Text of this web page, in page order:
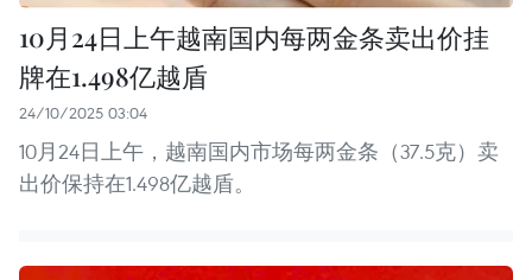
10月24日上午越南国内每两金条卖出价挂
牌在1.498亿越盾
24/10/2025 03:04
10月24日上午，越南国内市场每两金条（37.5克）卖
出价保持在1.498亿越盾。